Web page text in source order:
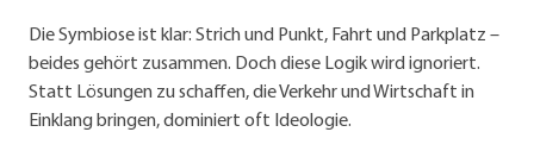
Die Symbiose ist klar: Strich und Punkt, Fahrt und Parkplatz –
beides gehört zusammen. Doch diese Logik wird ignoriert.
Statt Lösungen zu schaffen, die Verkehr und Wirtschaft in
Einklang bringen, dominiert oft Ideologie.